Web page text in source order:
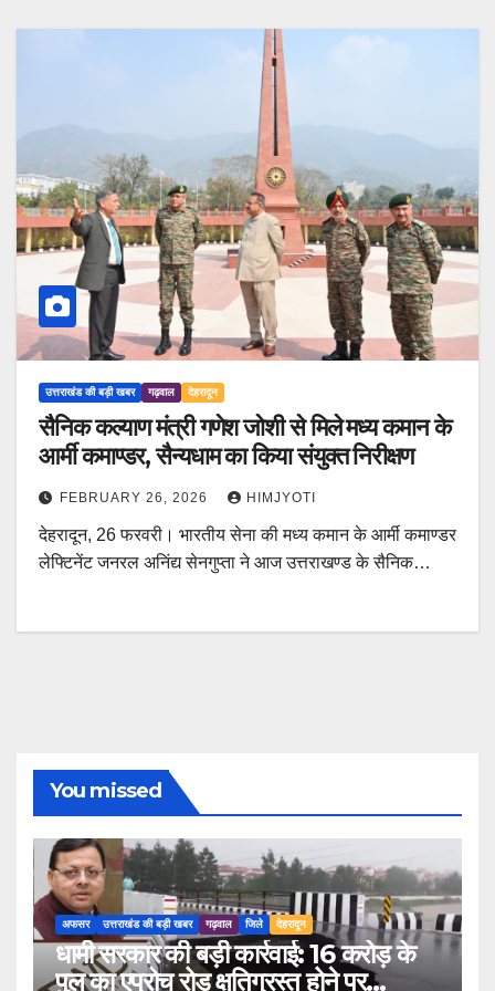
उत्तराखंड की बड़ी खबर गढ़वाल देहरादून
सैनिक कल्याण मंत्री गणेश जोशी से मिले मध्य कमान के
आर्मी कमाण्डर, सैन्यधाम का किया संयुक्त निरीक्षण
FEBRUARY 26, 2026 HIMJYOTI
देहरादून, 26 फरवरी। भारतीय सेना की मध्य कमान के आर्मी कमाण्डर
लेफ्टिनेंट जनरल अनिंद्य सेनगुप्ता ने आज उत्तराखण्ड के सैनिक…
You missed
अफसर उत्तराखंड की बड़ी खबर गढ़वाल जिले देहरादून
धामी सरकार की बड़ी कार्रवाई: 16 करोड़ के
पुल का एप्रोच रोड क्षतिग्रस्त होने पर